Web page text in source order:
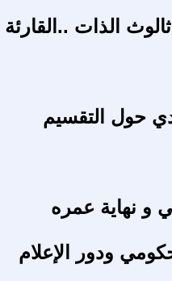
الذات ..القارئة
حول التقسيم
و نهاية عمره
ودور الإعلام